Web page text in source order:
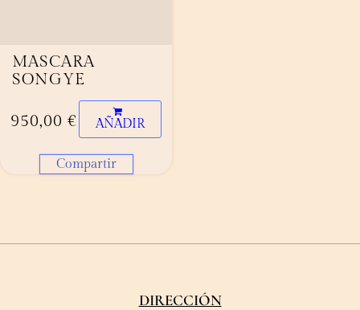
MASCARA
SONGYE
950,00 € AÑADIR
Compartir
DIRECCIÓN